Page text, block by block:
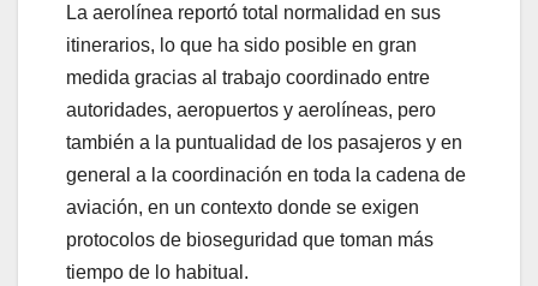
La aerolínea reportó total normalidad en sus
itinerarios, lo que ha sido posible en gran
medida gracias al trabajo coordinado entre
autoridades, aeropuertos y aerolíneas, pero
también a la puntualidad de los pasajeros y en
general a la coordinación en toda la cadena de
aviación, en un contexto donde se exigen
protocolos de bioseguridad que toman más
tiempo de lo habitual.